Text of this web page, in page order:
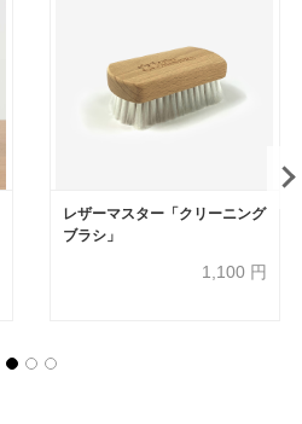
レザーマスター「クリーニング
ブラシ」
1,100 円